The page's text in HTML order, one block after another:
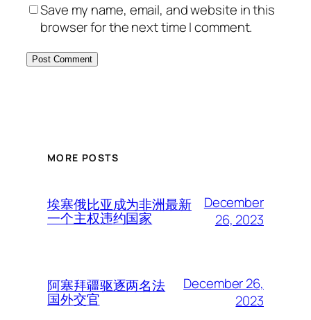
Save my name, email, and website in this
browser for the next time I comment.
MORE POSTS
埃塞俄比亚成为非洲最新
一个主权违约国家
December
26, 2023
阿塞拜疆驱逐两名法
国外交官
December 26,
2023